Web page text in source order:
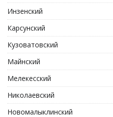
Инзенский
Карсунский
Кузоватовский
Майнский
Мелекесский
Николаевский
Новомалыклинский